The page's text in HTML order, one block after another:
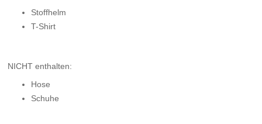
Stoffhelm
T-Shirt
NICHT enthalten:
Hose
Schuhe